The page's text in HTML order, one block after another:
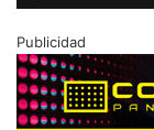
Publicidad